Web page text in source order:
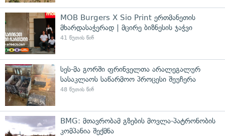
MOB Burgers X Sio Print ერთმანეთის
მხარდასაჭერად | მცირე ბიზნესის ჯაჭვი
41 წუთის წინ
სეს-მა გორში ფრინველთა არალეგალურ
სასაკლაოს საწარმოო პროცესი შეუჩერა
48 წუთის წინ
BMG: მთავრობამ გზების მოვლა-პატრონობის
კომპანია შექმნა